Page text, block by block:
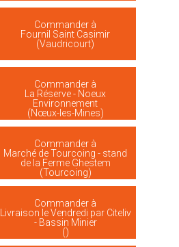
Commander à
Fournil Saint Casimir
(Vaudricourt)
Commander à
La Réserve - Noeux
Environnement
(Nœux-les-Mines)
Commander à
Marché de Tourcoing - stand
de la Ferme Ghestem
(Tourcoing)
Commander à
Livraison le Vendredi par Citeliv
- Bassin Minier
()